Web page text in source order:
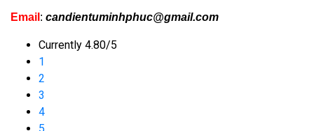
Email : candientuminhphuc@gmail.com
Currently 4.80/5
1
2
3
4
5